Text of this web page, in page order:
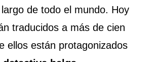
de todo el mundo. Hoy
traducidos a más de cien
ellos están protagonizados